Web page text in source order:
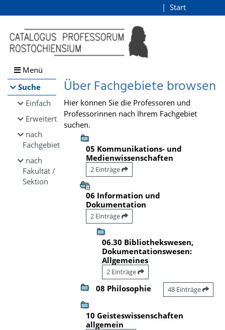
Browsen
direkt zum Inhalt
Start
Menü
Suche
Einfach
Erweitert
nach
Fachgebiet
nach
Fakultät /
Sektion
Über Fachgebiete browsen
Hier können Sie die Professoren und
Professorinnen nach Ihrem Fachgebiet
suchen.
05 Kommunikations- und
Medienwissenschaften
2 Einträge
06 Information und
Dokumentation
2 Einträge
06.30 Bibliothekswesen,
Dokumentationswesen:
Allgemeines
2 Einträge
08 Philosophie 48 Einträge
10 Geisteswissenschaften
allgemein